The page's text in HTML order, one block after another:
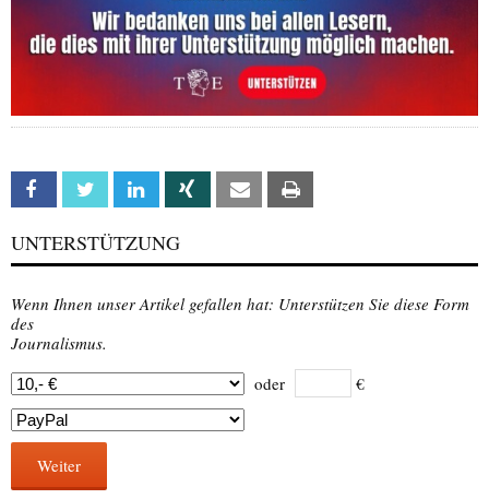
Facebook Twitter Linkedin Xing Email
UNTERSTÜTZUNG
Wenn Ihnen unser Artikel gefallen hat: Unterstützen Sie diese Form
des
Journalismus.
oder
€
Weiter